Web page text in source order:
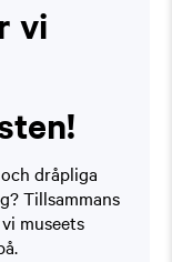
vi
dråpliga
Tillsammans
museets